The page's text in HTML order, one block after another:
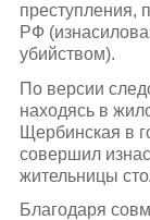
преступления,
РФ
убийством).
По версии
находясь в
Щербинская в
совершил
жительницы
Благодаря